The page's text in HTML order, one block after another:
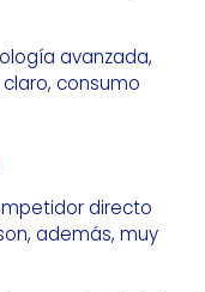
avanzada,
consumo
directo
además, muy